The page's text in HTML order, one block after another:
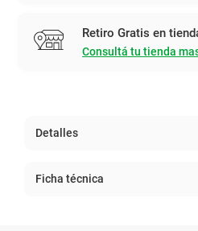
Retiro Gratis en
Consultá tu tienda
Detalles
Ficha técnica